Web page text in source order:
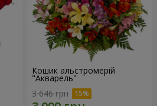
Кошик альстромерій
"Акварель"
3 646 грн